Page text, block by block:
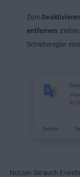
Zum
entfernen ,
Schieberegler
Nutzen Sie auch